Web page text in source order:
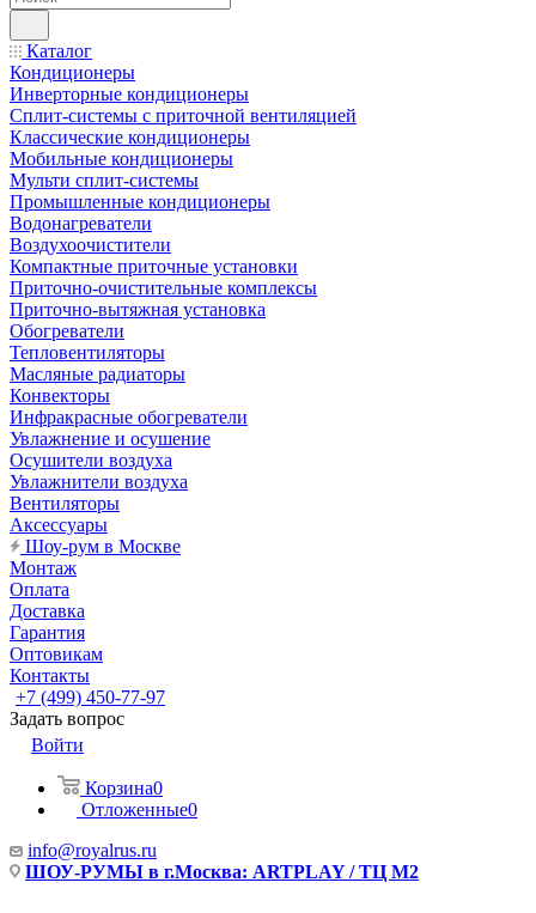
Каталог
Кондиционеры
Инверторные кондиционеры
Сплит-системы с приточной вентиляцией
Классические кондиционеры
Мобильные кондиционеры
Мульти сплит-системы
Промышленные кондиционеры
Водонагреватели
Воздухоочистители
Компактные приточные установки
Приточно-очистительные комплексы
Приточно-вытяжная установка
Обогреватели
Тепловентиляторы
Масляные радиаторы
Конвекторы
Инфракрасные обогреватели
Увлажнение и осушение
Осушители воздуха
Увлажнители воздуха
Вентиляторы
Аксессуары
Шоу-рум в Москве
Монтаж
Оплата
Доставка
Гарантия
Оптовикам
Контакты
+7 (499) 450-77-97
Задать вопрос
Войти
Корзина0
Отложенные0
info@royalrus.ru
ШОУ-РУМЫ в г.Москва: ARTPLAY / ТЦ М2